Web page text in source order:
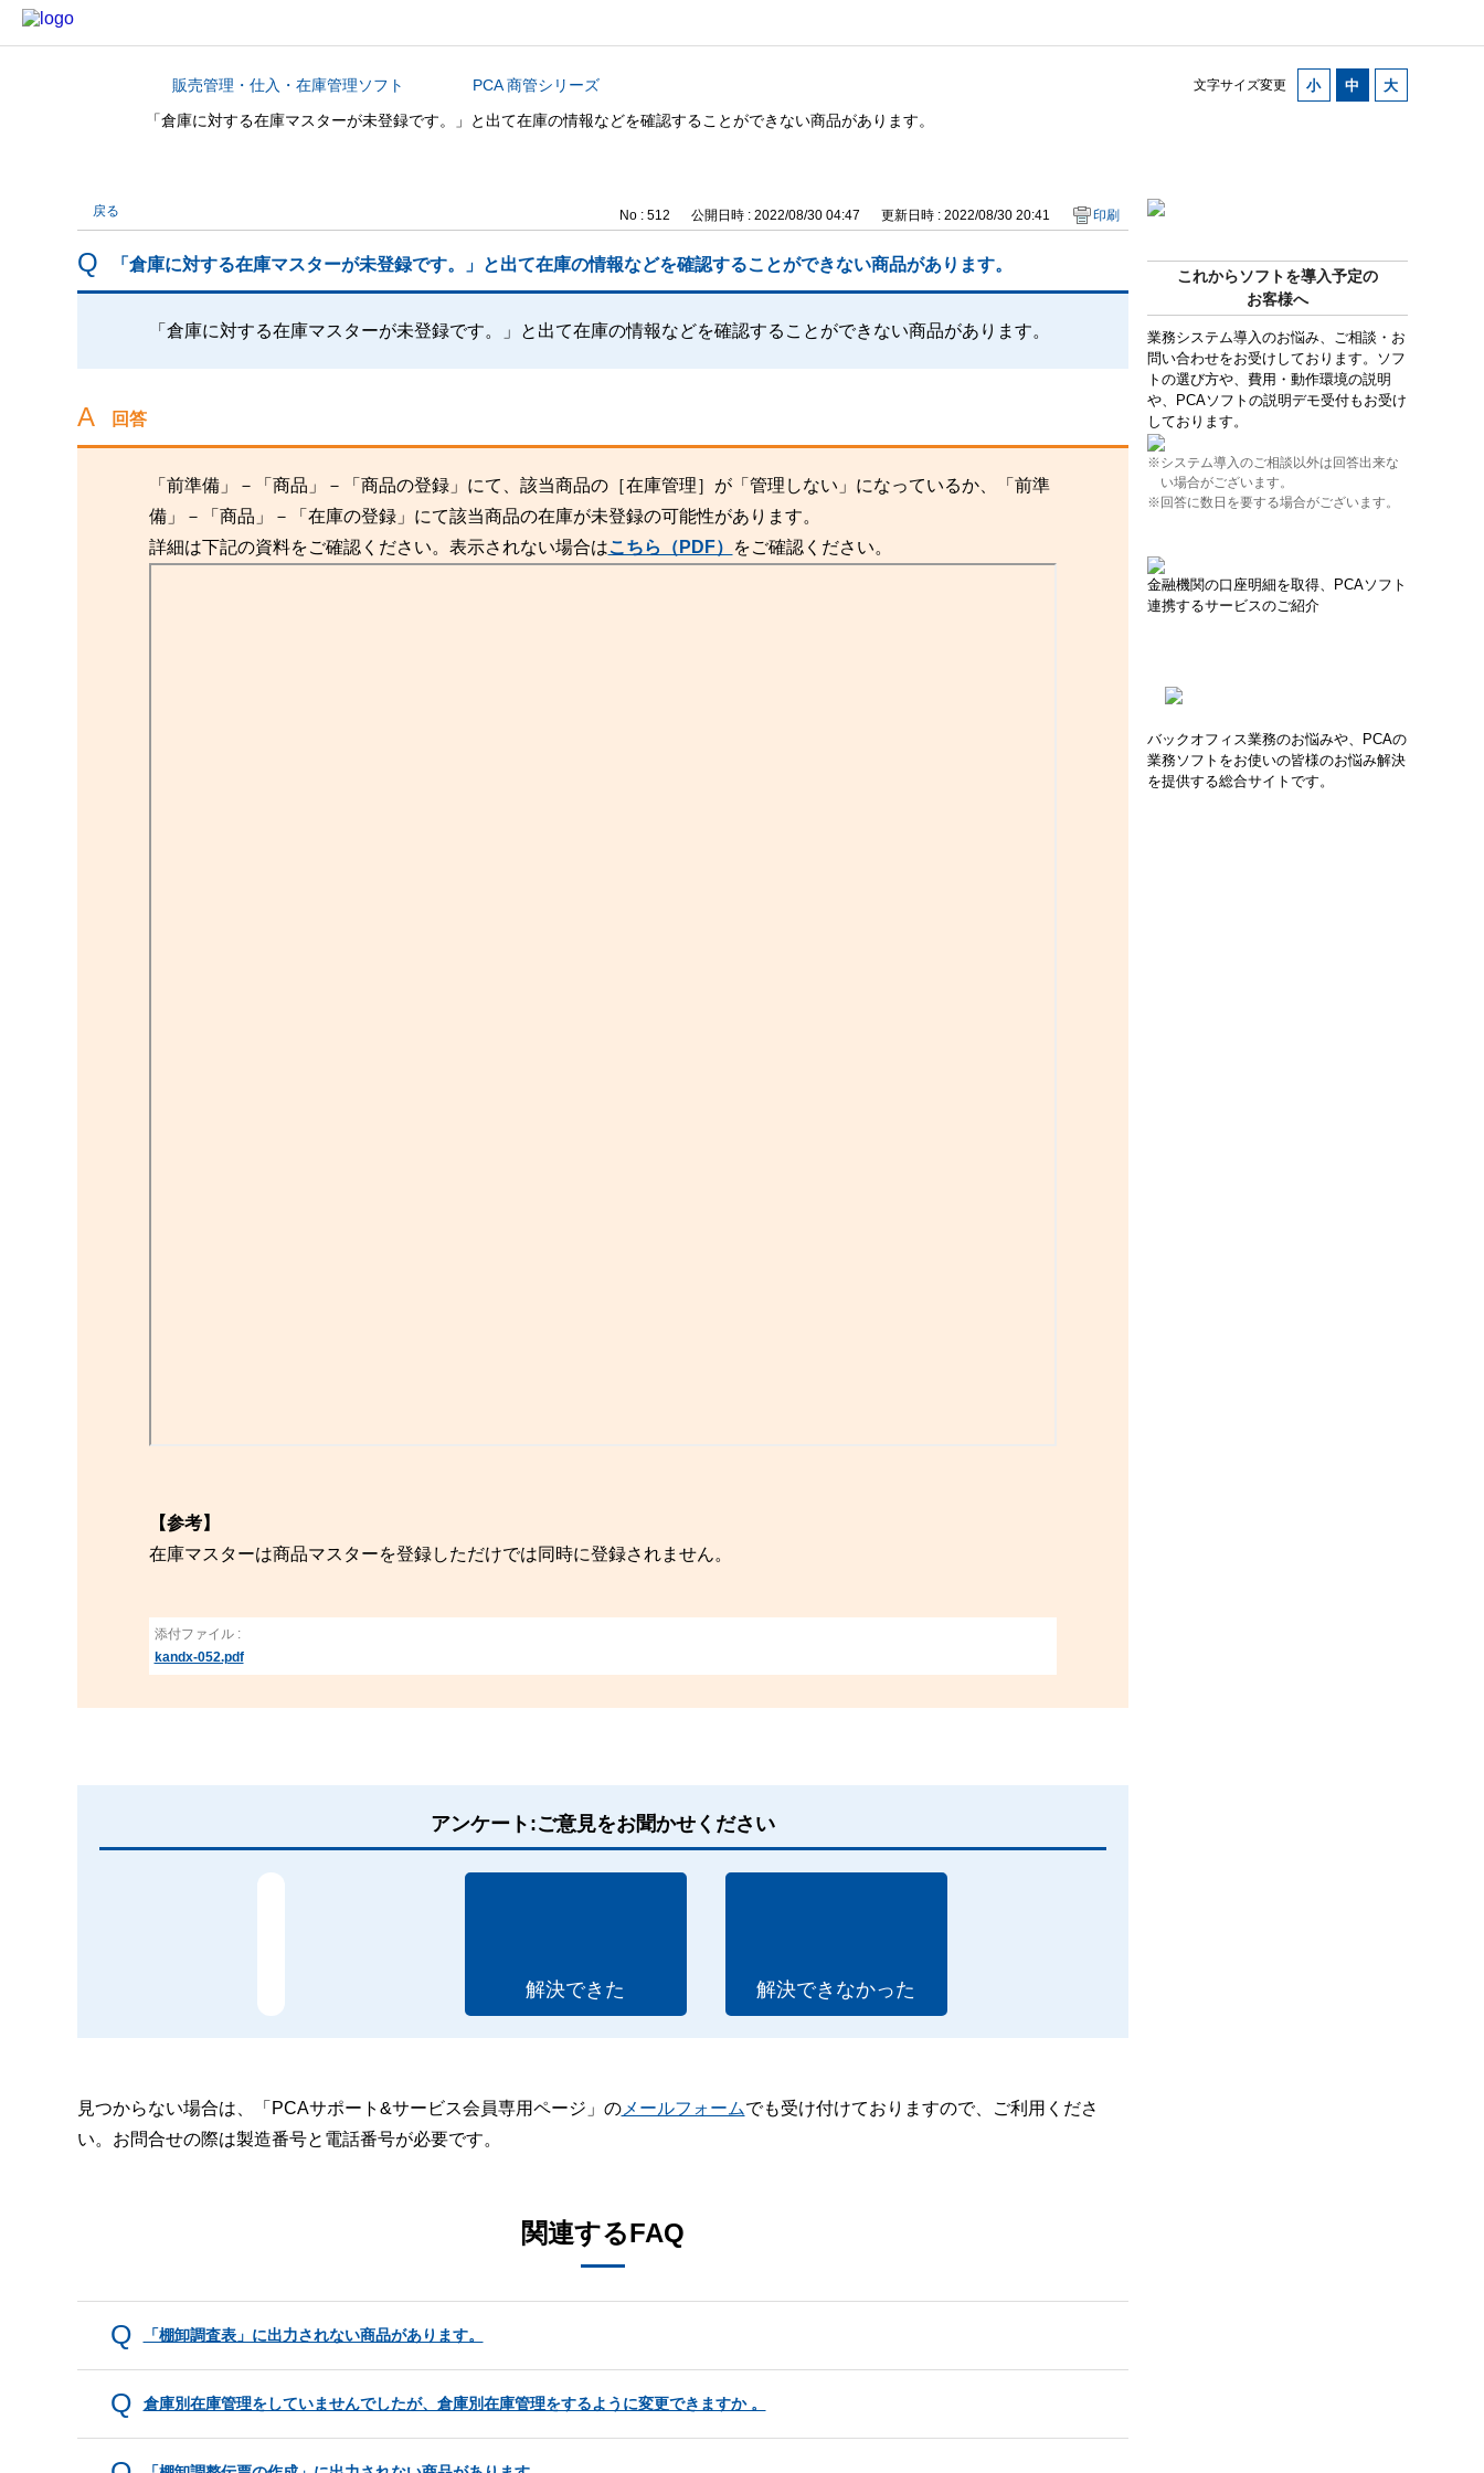
文字サイズ変更
カテゴリから探す販売管理・仕入・在庫管理ソフト
PCA 商管シリーズ
「倉庫に対する在庫マスターが未登録です。」と出て在庫の情報などを確認することができない商品があります。
これからソフトを導入予定の
お客様へ
業務システム導入のお悩み、ご相談・お
問い合わせをお受けしております。ソフ
トの選び方や、費用・動作環境の説明
や、PCAソフトの説明デモ受付もお受け
しております。
※システム導入のご相談以外は回答出来な
い場合がございます。
※回答に数日を要する場合がございます。
金融機関の口座明細を取得、PCAソフト
連携するサービスのご紹介
バックオフィス業務のお悩みや、PCAの
業務ソフトをお使いの皆様のお悩み解決
を提供する総合サイトです。
戻る No : 512 公開日時 : 2022/08/30 04:47 更新日時 : 2022/08/30 20:41 印刷
「倉庫に対する在庫マスターが未登録です。」と出て在庫の情報などを確認することができない商品があります。
「倉庫に対する在庫マスターが未登録です。」と出て在庫の情報などを確認することができない商品があります。
回答
「前準備」－「商品」－「商品の登録」にて、該当商品の［在庫管理］が「管理しない」になっているか、「前準
備」－「商品」－「在庫の登録」にて該当商品の在庫が未登録の可能性があります。
詳細は下記の資料をご確認ください。表示されない場合はこちら（PDF） をご確認ください。
【参考】
在庫マスターは商品マスターを登録しただけでは同時に登録されません。
添付ファイル :
kandx-052.pdf
アンケート:ご意見をお聞かせください
解決できた 解決できなかった
見つからない場合は、「PCAサポート&サービス会員専用ページ」のメールフォームでも受け付けておりますので、ご利用くださ
い。お問合せの際は製造番号と電話番号が必要です。
関連するFAQ
「棚卸調査表」に出力されない商品があります。
倉庫別在庫管理をしていませんでしたが、倉庫別在庫管理をするように変更できますか 。